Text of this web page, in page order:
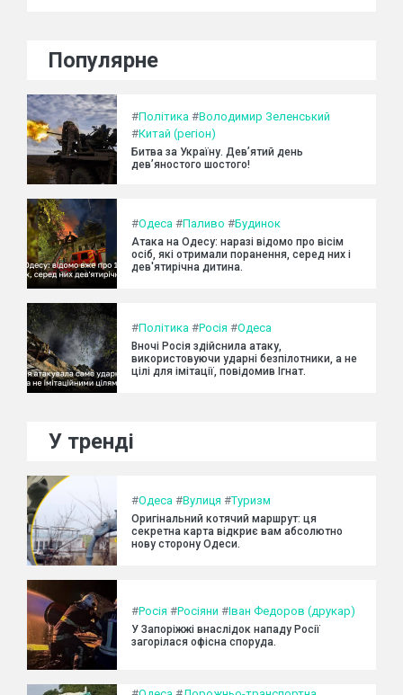
Популярне
#Політика #Володимир Зеленський
#Китай (регіон)
Битва за Україну. Дев’ятий день
дев’яностого шостого!
#Одеса #Паливо #Будинок
Атака на Одесу: наразі відомо про вісім
осіб, які отримали поранення, серед них і
дев'ятирічна дитина.
#Політика #Росія #Одеса
Вночі Росія здійснила атаку,
використовуючи ударні безпілотники, а не
цілі для імітації, повідомив Ігнат.
У тренді
#Одеса #Вулиця #Туризм
Оригінальний котячий маршрут: ця
секретна карта відкриє вам абсолютно
нову сторону Одеси.
#Росія #Росіяни #Іван Федоров (друкар)
У Запоріжжі внаслідок нападу Росії
загорілася офісна споруда.